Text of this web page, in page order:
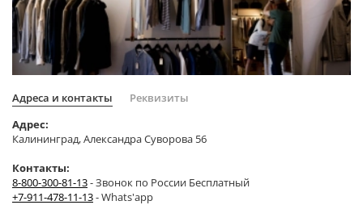
Адреса и контакты
Реквизиты
Адрес:
Калининград, Александра Суворова 56
Контакты:
8-800-300-81-13- Звонок по России Бесплатный
+7-911-478-11-13- Whats'app